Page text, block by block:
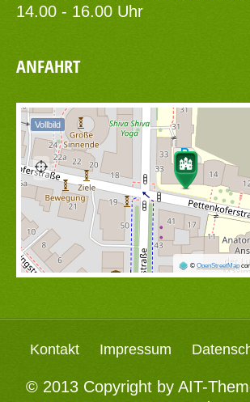
14.00 - 16.00 Uhr
ANFAHRT
© OpenStreetMap
Vollbild
Kontakt Impressum
© 2013 Copyright by AIT-